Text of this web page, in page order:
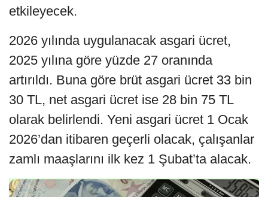
etkileyecek.
2026 yılında uygulanacak asgari ücret,
2025 yılına göre yüzde 27 oranında
artırıldı. Buna göre brüt asgari ücret 33 bin
30 TL, net asgari ücret ise 28 bin 75 TL
olarak belirlendi. Yeni asgari ücret 1 Ocak
2026’dan itibaren geçerli olacak, çalışanlar
zamlı maaşlarını ilk kez 1 Şubat’ta alacak.